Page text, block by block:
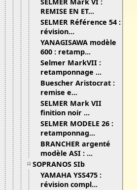
REMISE EN ET...
SELMER Référence 54 :
révision...
YANAGISAWA modèle
600 : retamp...
Selmer MarkVII :
retamponnage ...
Buescher Aristocrat :
remise e...
SELMER Mark VII
finition noir ...
SELMER MODELE 26 :
retamponnag...
BRANCHER argenté
modèle ASI : ...
SOPRANOS SIb
YAMAHA YSS475 :
révision compl...